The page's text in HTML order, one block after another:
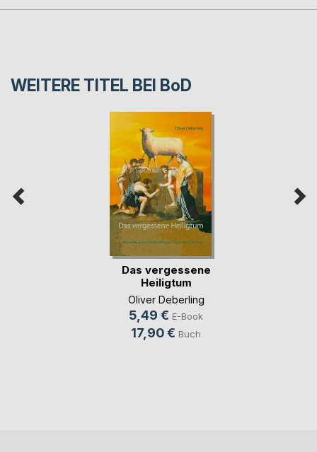
WEITERE TITEL BEI BoD
Das vergessene
Heiligtum
Oliver Deberling
5,49 € E-Book
17,90 € Buch